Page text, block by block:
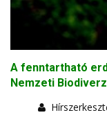
A fenntartható
Nemzeti